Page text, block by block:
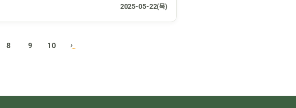
2025-05-22(목)
8 9 10